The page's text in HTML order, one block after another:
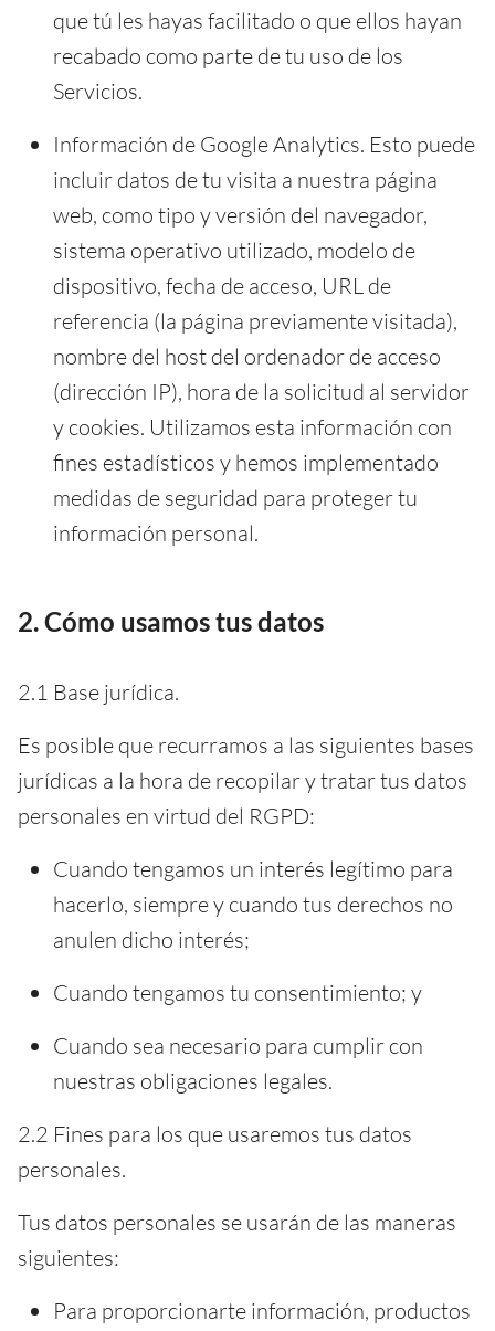
que tú les hayas facilitado o que ellos hayan
recabado como parte de tu uso de los
Servicios.
Información de Google Analytics. Esto puede
incluir datos de tu visita a nuestra página
web, como tipo y versión del navegador,
sistema operativo utilizado, modelo de
dispositivo, fecha de acceso, URL de
referencia (la página previamente visitada),
nombre del host del ordenador de acceso
(dirección IP), hora de la solicitud al servidor
y cookies. Utilizamos esta información con
fines estadísticos y hemos implementado
medidas de seguridad para proteger tu
información personal.
2. Cómo usamos tus datos
2.1 Base jurídica.
Es posible que recurramos a las siguientes bases
jurídicas a la hora de recopilar y tratar tus datos
personales en virtud del RGPD:
Cuando tengamos un interés legítimo para
hacerlo, siempre y cuando tus derechos no
anulen dicho interés;
Cuando tengamos tu consentimiento; y
Cuando sea necesario para cumplir con
nuestras obligaciones legales.
2.2 Fines para los que usaremos tus datos
personales.
Tus datos personales se usarán de las maneras
siguientes:
Para proporcionarte información, productos